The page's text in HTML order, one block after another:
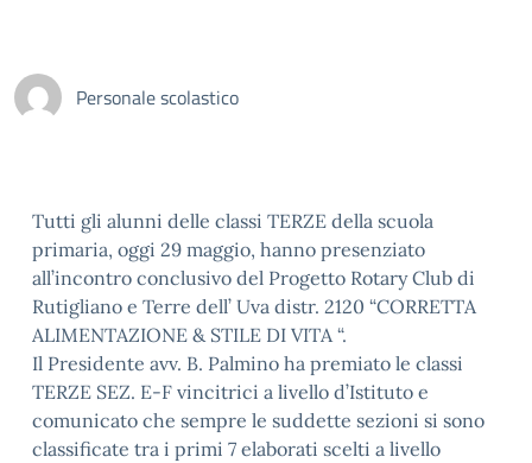
Personale scolastico
Tutti gli alunni delle classi TERZE della scuola
primaria, oggi 29 maggio, hanno presenziato
all’incontro conclusivo del Progetto Rotary Club di
Rutigliano e Terre dell’ Uva distr. 2120 “CORRETTA
ALIMENTAZIONE & STILE DI VITA “.
Il Presidente avv. B. Palmino ha premiato le classi
TERZE SEZ. E-F vincitrici a livello d’Istituto e
comunicato che sempre le suddette sezioni si sono
classificate tra i primi 7 elaborati scelti a livello